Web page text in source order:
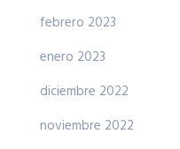
febrero 2023
enero 2023
diciembre 2022
noviembre 2022